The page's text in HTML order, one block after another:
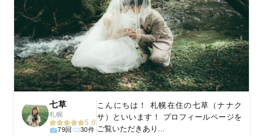
七草
札幌
5.0
79回 30件
こんにちは！ 札幌在住の七草（ナナク
サ）といいます！ プロフィールページを
ご覧いただきあり...